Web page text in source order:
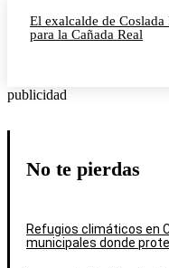
El exalcalde de
para la Cañada Real
publicidad
No te pierdas
Refugios climáticos en
municipales donde